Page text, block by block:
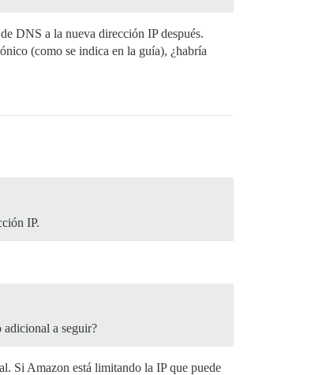
DNS a la nueva dirección IP después.
(como se indica en la guía), ¿habría
IP.
adicional a seguir?
Si Amazon está limitando la IP que puede